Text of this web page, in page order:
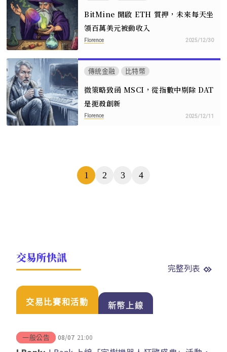
BitMine 開啟 ETH 質押，未來每天坐
領百萬美元被動收入
Florence 2025/12/30
傳統金融 比特幣
微策略致函 MSCI，從指數中剔除 DAT
是扼殺創新
Florence 2025/12/11
1 2 3 4
交易所快訊
完整列表
交易比賽和活動 新幣上線
一般公告 08/07 21:00